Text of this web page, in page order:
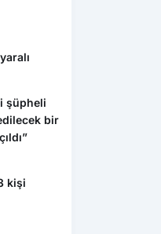
şüpheli
bir
kişi